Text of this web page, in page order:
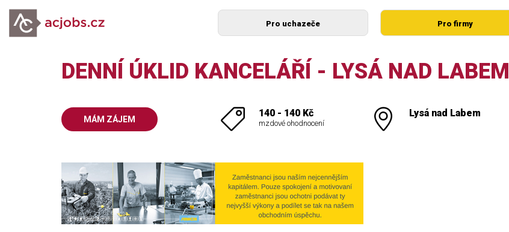
Pro uchazeče Pro firmy
DENNÍ ÚKLID KANCELÁŘÍ - LYSÁ NAD LABEM
MÁM ZÁJEM
140 - 140 Kč
mzdové ohodnocení
Lysá nad Labem